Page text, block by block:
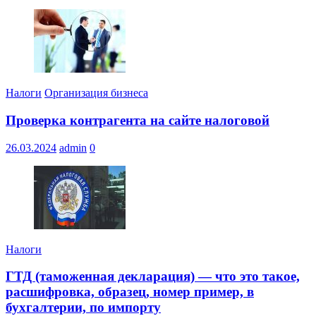
Налоги Организация бизнеса
Проверка контрагента на сайте налоговой
26.03.2024 admin 0
Налоги
ГТД (таможенная декларация) — что это такое,
расшифровка, образец, номер пример, в
бухгалтерии, по импорту